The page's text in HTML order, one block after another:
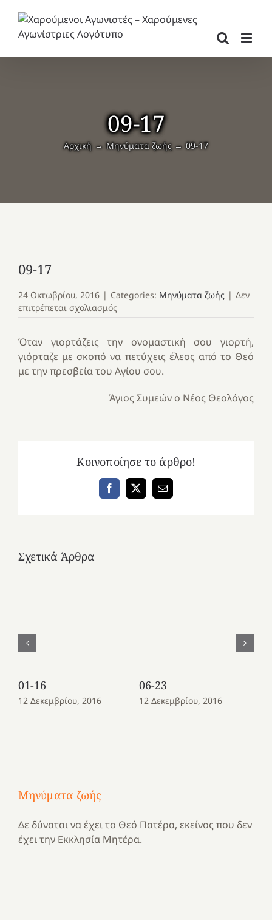
περιεχόμενο
09-17
Αρχική Μηνύματα ζωής 09-17
09-17
24 Οκτωβρίου, 2016 | Categories: Μηνύματα ζωής | Δεν
επιτρέπεται σχολιασμός
Όταν γιορτάζεις την ονομαστική σου γιορτή,
γιόρταζε με σκοπό να πετύχεις έλεος από το Θεό
με την πρεσβεία του Αγίου σου.
Άγιος Συμεών ο Νέος Θεολόγος
Κοινοποίησε το άρθρο!
Facebook
X Email
Σχετικά Άρθρα
01-16
12 Δεκεμβρίου, 2016
06-23
12 Δεκεμβρίου, 2016
Μηνύματα ζωής
Δε δύναται να έχει το Θεό Πατέρα, εκείνος που δεν
έχει την Εκκλησία Μητέρα.